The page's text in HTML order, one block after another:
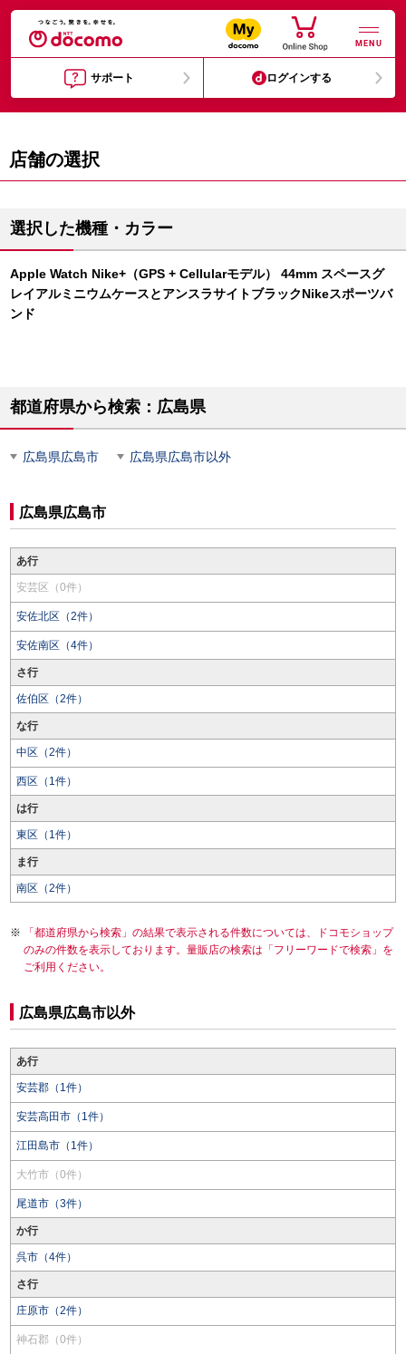
MENU
サポート ログインする
店舗の選択
選択した機種・カラー
Apple Watch Nike+（GPS + Cellularモデル） 44mm スペースグ
レイアルミニウムケースとアンスラサイトブラックNikeスポーツバ
ンド
都道府県から検索：広島県
広島県広島市 広島県広島市以外
広島県広島市
あ行
安芸区（0件）
安佐北区（2件）
安佐南区（4件）
さ行
佐伯区（2件）
な行
中区（2件）
西区（1件）
は行
東区（1件）
ま行
南区（2件）
「都道府県から検索」の結果で表示される件数については、ドコモショップ
のみの件数を表示しております。量販店の検索は「フリーワードで検索」を
ご利用ください。
広島県広島市以外
あ行
安芸郡（1件）
安芸高田市（1件）
江田島市（1件）
大竹市（0件）
尾道市（3件）
か行
呉市（4件）
さ行
庄原市（2件）
神石郡（0件）